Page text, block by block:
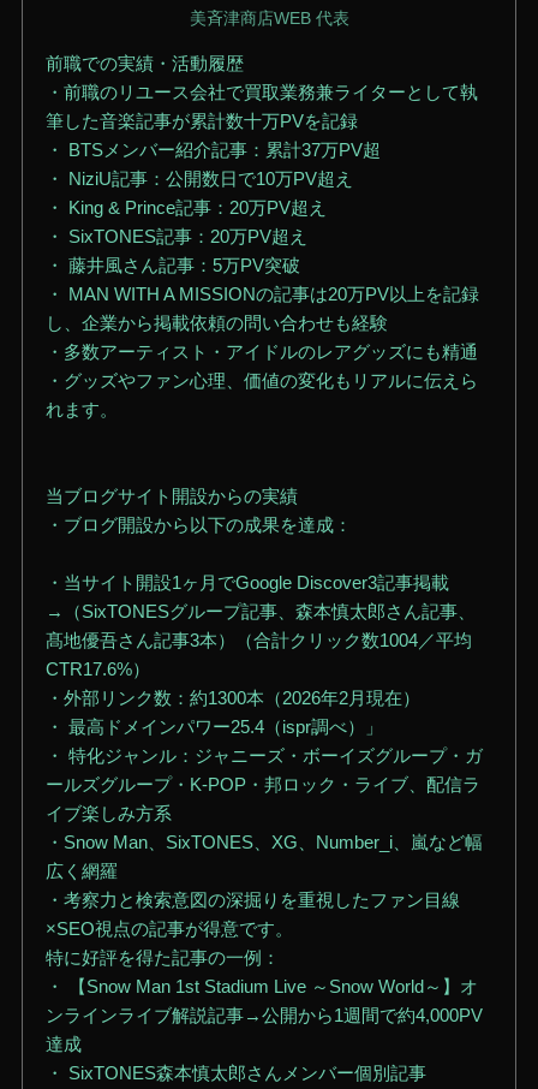
美斉津商店WEB 代表
前職での実績・活動履歴
・前職のリユース会社で買取業務兼ライターとして執
筆した音楽記事が累計数十万PVを記録
・ BTSメンバー紹介記事：累計37万PV超
・ NiziU記事：公開数日で10万PV超え
・ King & Prince記事：20万PV超え
・ SixTONES記事：20万PV超え
・ 藤井風さん記事：5万PV突破
・ MAN WITH A MISSIONの記事は20万PV以上を記録
し、企業から掲載依頼の問い合わせも経験
・多数アーティスト・アイドルのレアグッズにも精通
・グッズやファン心理、価値の変化もリアルに伝えら
れます。
当ブログサイト開設からの実績
・ブログ開設から以下の成果を達成：
・当サイト開設1ヶ月でGoogle Discover3記事掲載
→（SixTONESグループ記事、森本慎太郎さん記事、
髙地優吾さん記事3本）（合計クリック数1004／平均
CTR17.6%）
・外部リンク数：約1300本（2026年2月現在）
・ 最高ドメインパワー25.4（ispr調べ）」
・ 特化ジャンル：ジャニーズ・ボーイズグループ・ガ
ールズグループ・K-POP・邦ロック・ライブ、配信ラ
イブ楽しみ方系
・Snow Man、SixTONES、XG、Number_i、嵐など幅
広く網羅
・考察力と検索意図の深掘りを重視したファン目線
×SEO視点の記事が得意です。
特に好評を得た記事の一例：
・ 【Snow Man 1st Stadium Live ～Snow World～】オ
ンラインライブ解説記事→公開から1週間で約4,000PV
達成
・ SixTONES森本慎太郎さんメンバー個別記事